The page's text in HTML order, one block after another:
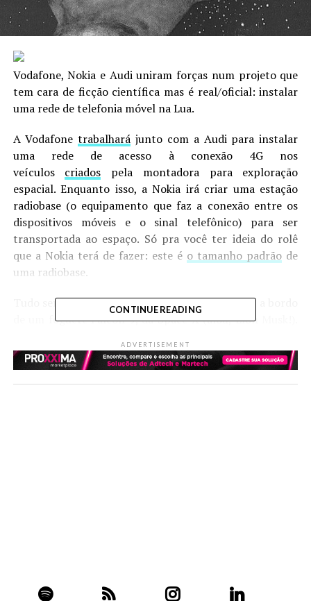
Vodafone, Nokia e Audi uniram forças num projeto que
tem cara de ficção científica mas é real/oficial: instalar
uma rede de telefonia móvel na Lua.
A Vodafonetrabalhará junto com a Audi para instalar
uma rede de acesso à conexão 4G nos
veículos criados pela montadora para exploração
espacial. Enquanto isso, a Nokia irá criar uma estação
radiobase (o equipamento que faz a conexão entre os
dispositivos móveis e o sinal telefônico) para ser
transportada ao espaço. Só pra você ter ideia do rolê
que a Nokia terá de fazer: este é o tamanho padrão de
uma radiobase.
Tudo será enviado ao espaço já no ano que vem, a bordo
de um foguete Falcon 9, da Space X (alou, Elon Musk!).
Lua e Terra ficará mais rápida, como a qualidade das
imagens e vídeos captados na lua será muito melhor.
CONTINUE READING
ADVERTISEMENT